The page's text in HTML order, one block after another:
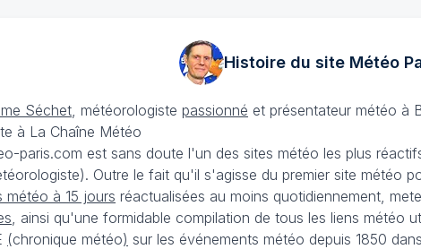
Histoire du site Météo
Séchet , météorologiste passionné et présentateur météo à
à La Chaîne Météo
paris.com est sans doute l'un des sites météo les plus
Outre le fait qu'il s'agisse du premier site météo
météo à 15 jours réactualisées au moins quotidiennement,
, ainsi qu'une formidable compilation de tous les liens
(chronique météo) sur les événements météo depuis 1850